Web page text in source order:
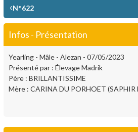
‹N°622
Infos - Présentation
Yearling - Mâle - Alezan - 07/05/2023
Présenté par : Élevage Madrik
Père : BRILLANTISSIME
Mère : CARINA DU PORHOET (SAPHIR